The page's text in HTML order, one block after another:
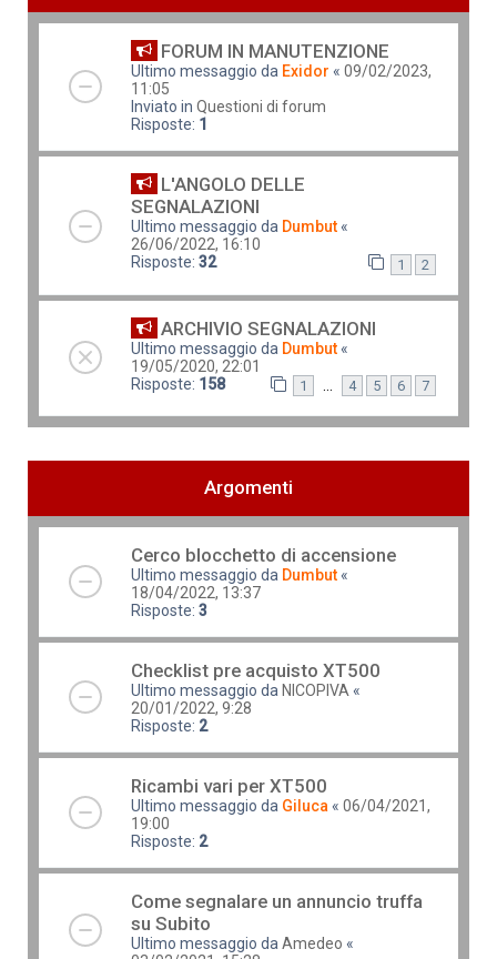
FORUM IN MANUTENZIONE
Ultimo messaggio da Exidor « 09/02/2023,
11:05
Inviato in Questioni di forum
Risposte: 1
L'ANGOLO DELLE
SEGNALAZIONI
Ultimo messaggio da Dumbut «
26/06/2022, 16:10
Risposte: 32 1 2
ARCHIVIO SEGNALAZIONI
Ultimo messaggio da Dumbut «
19/05/2020, 22:01
Risposte: 158 1 4 5 6 7
Argomenti
Cerco blocchetto di accensione
Ultimo messaggio da Dumbut «
18/04/2022, 13:37
Risposte: 3
Checklist pre acquisto XT500
Ultimo messaggio da NICOPIVA «
20/01/2022, 9:28
Risposte: 2
Ricambi vari per XT500
Ultimo messaggio da Giluca « 06/04/2021,
19:00
Risposte: 2
Come segnalare un annuncio truffa
su Subito
Ultimo messaggio da Amedeo «